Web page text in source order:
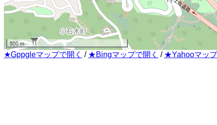
500 m
★Gppgleマップで開く / ★Bingマップで開く / ★Yahooマッ